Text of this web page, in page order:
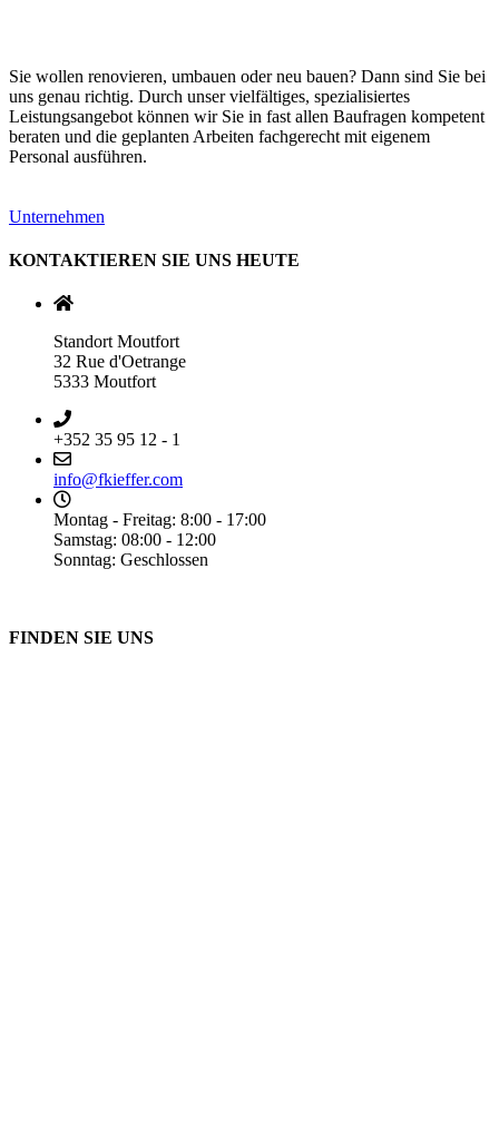
Sie wollen renovieren, umbauen oder neu bauen? Dann sind Sie bei
uns genau richtig. Durch unser vielfältiges, spezialisiertes
Leistungsangebot können wir Sie in fast allen Baufragen kompetent
beraten und die geplanten Arbeiten fachgerecht mit eigenem
Personal ausführen.
Unternehmen
KONTAKTIEREN SIE UNS HEUTE
Standort Moutfort
32 Rue d'Oetrange
5333 Moutfort
+352 35 95 12 - 1
info@fkieffer.com
Montag - Freitag: 8:00 - 17:00
Samstag: 08:00 - 12:00
Sonntag: Geschlossen
FINDEN SIE UNS